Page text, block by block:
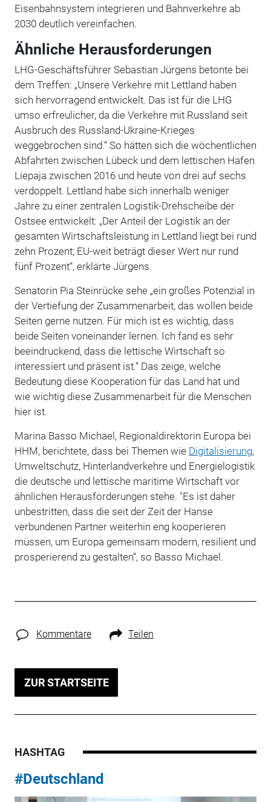
Eisenbahnsystem integrieren und Bahnverkehre ab
2030 deutlich vereinfachen.
Ähnliche Herausforderungen
LHG-Geschäftsführer Sebastian Jürgens betonte bei
dem Treffen: „Unsere Verkehre mit Lettland haben
sich hervorragend entwickelt. Das ist für die LHG
umso erfreulicher, da die Verkehre mit Russland seit
Ausbruch des Russland-Ukraine-Krieges
weggebrochen sind.“ So hätten sich die wöchentlichen
Abfahrten zwischen Lübeck und dem lettischen Hafen
Liepaja zwischen 2016 und heute von drei auf sechs
verdoppelt. Lettland habe sich innerhalb weniger
Jahre zu einer zentralen Logistik-Drehscheibe der
Ostsee entwickelt: „Der Anteil der Logistik an der
gesamten Wirtschaftsleistung in Lettland liegt bei rund
zehn Prozent; EU-weit beträgt dieser Wert nur rund
fünf Prozent“, erklärte Jürgens.
Senatorin Pia Steinrücke sehe „ein großes Potenzial in
der Vertiefung der Zusammenarbeit, das wollen beide
Seiten gerne nutzen. Für mich ist es wichtig, dass
beide Seiten voneinander lernen. Ich fand es sehr
beeindruckend, dass die lettische Wirtschaft so
interessiert und präsent ist.“ Das zeige, welche
Bedeutung diese Kooperation für das Land hat und
wie wichtig diese Zusammenarbeit für die Menschen
hier ist.
Marina Basso Michael, Regionaldirektorin Europa bei
HHM, berichtete, dass bei Themen wie Digitalisierung,
Umweltschutz, Hinterlandverkehre und Energielogistik
die deutsche und lettische maritime Wirtschaft vor
ähnlichen Herausforderungen stehe. "Es ist daher
unbestritten, dass die seit der Zeit der Hanse
verbundenen Partner weiterhin eng kooperieren
müssen, um Europa gemeinsam modern, resilient und
prosperierend zu gestalten“, so Basso Michael.
Kommentare Teilen
ZUR STARTSEITE
HASHTAG
#Deutschland